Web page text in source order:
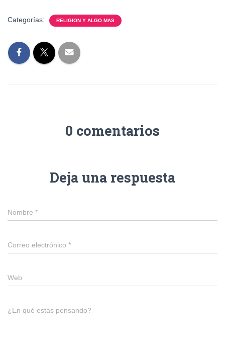
Categorías: RELIGION Y ALGO MAS
0 comentarios
Deja una respuesta
Nombre *
Correo electrónico *
Web
¿En qué estás pensando?